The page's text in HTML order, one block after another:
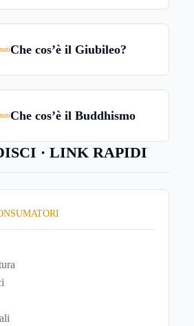
Che cos’è il Giubileo?
Che cos’è il Buddhismo
· LINK RAPIDI